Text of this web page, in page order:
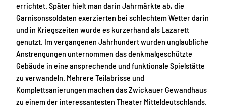
errichtet. Später hielt man darin Jahrmärkte ab, die
Garnisonssoldaten exerzierten bei schlechtem Wetter darin
und in Kriegszeiten wurde es kurzerhand als Lazarett
genutzt. Im vergangenen Jahrhundert wurden unglaubliche
Anstrengungen unternommen das denkmalgeschützte
Gebäude in eine ansprechende und funktionale Spielstätte
zu verwandeln. Mehrere Teilabrisse und
Komplettsanierungen machen das Zwickauer Gewandhaus
zu einem der interessantesten Theater Mitteldeutschlands.